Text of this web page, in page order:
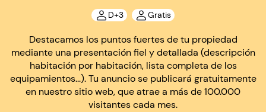
D+3 Gratis
Destacamos los puntos fuertes de tu propiedad
mediante una presentación fiel y detallada (descripción
habitación por habitación, lista completa de los
equipamientos...). Tu anuncio se publicará gratuitamente
en nuestro sitio web, que atrae a más de 100.000
visitantes cada mes.